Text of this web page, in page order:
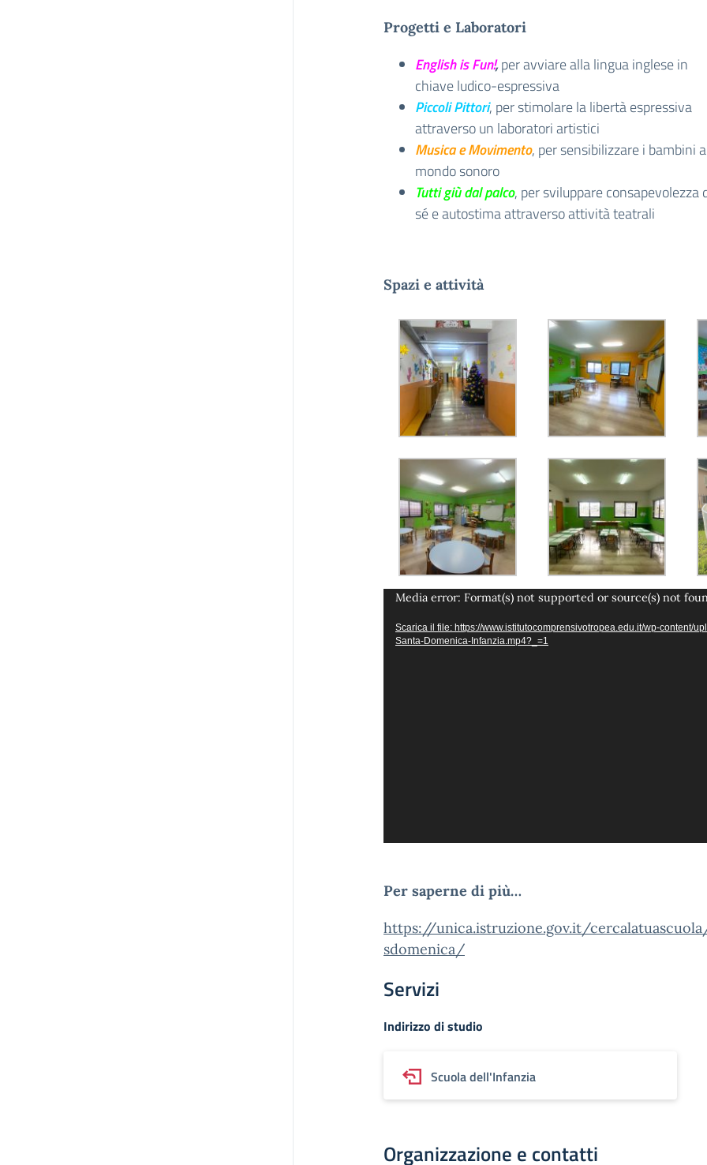
Progetti e Laboratori
English is Fun!,per avviare alla lingua inglese in
chiave ludico-espressiva
Piccoli Pittori, per stimolare la libertà espressiva
attraverso un laboratori artistici
Musica e Movimento, per sensibilizzare i bambini
mondo sonoro
Tutti giù dal palco, per sviluppare consapevolezza
sé e autostima attraverso attività teatrali
Spazi e attività
Video
Player
Media error: Format(s) not supported or source(s) not
Scarica il file: https://www.istitutocomprensivotropea.edu.it/wp-content/
Santa-Domenica-Infanzia.mp4?_=1
Per saperne di più…
https://unica.istruzione.gov.it/
sdomenica/
Servizi
Indirizzo di studio
Scuola dell'Infanzia
Organizzazione e contatti